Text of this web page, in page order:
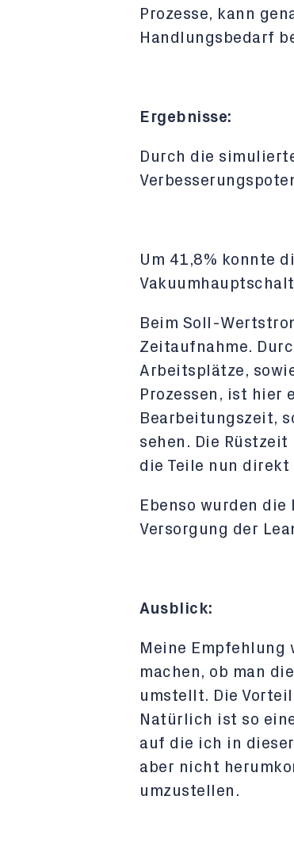
Prozesse, kann
Handlungsbedarf
Ergebnisse:
Durch die
Um 41,8% konnte
Beim Soll-
Zeitaufnahme.
Arbeitsplätze,
Prozessen, ist hier
Bearbeitungszeit,
sehen. Die
die Teile nun
Ebenso wurden
Versorgung der
Ausblick:
Meine Empfehlung
machen, ob man
umstellt. Die
Natürlich ist so
auf die ich in
aber nicht
umzustellen.